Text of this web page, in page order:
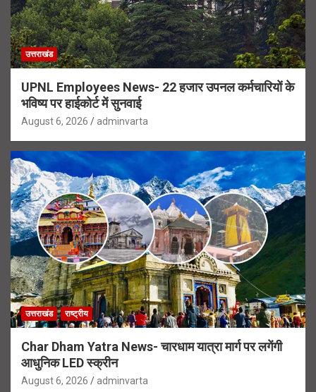
उत्तराखंड
UPNL Employees News- 22 हजार उपनल कर्मचारियों के
भविष्य पर हाईकोर्ट में सुनवाई
August 6, 2026 adminvarta
उत्तराखंड राष्ट्रीय
Char Dham Yatra News- चारधाम यात्रा मार्ग पर लगेंगी
आधुनिक LED स्क्रीन
August 6, 2026 adminvarta